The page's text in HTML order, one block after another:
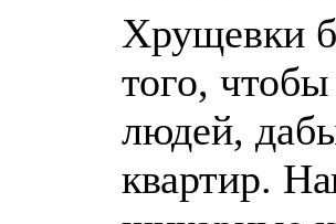
Хрущевки
того,
людей,
квартир.